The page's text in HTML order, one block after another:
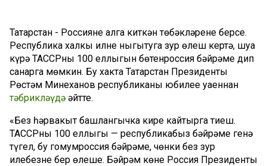
Татарстан - Россиянең алга киткән төбәкләренең берсе.
Республика халкы илне ныгытуга зур өлеш кертә, шуңа
күрә ТАССРның 100 еллыгын бөтенроссия бәйрәме дип
санарга мөмкин. Бу хакта Татарстан Президенты
Рөстәм Миңнеханов республиканың юбилее уңаеннан
тәбрикләүдә әйтте.
«Без һәрвакыт башлангычка кире кайтырга тиеш.
ТАССРның 100 еллыгы — республикабыз бәйрәме генә
түгел, бу гомумроссия бәйрәме, чөнки без зур
илебезнең бер өлеше. Бәйрәм көне Россия Президенты